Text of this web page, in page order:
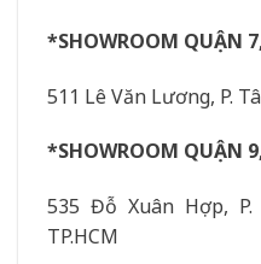
*SHOWROOM QUẬN
511 Lê Văn Lương, P.
*SHOWROOM QUẬN
535 Đỗ Xuân Hợp,
TP.HCM